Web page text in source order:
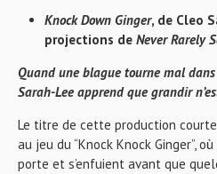
Knock Down Ginger, de Cleo
projections de Never Rarely
Quand une blague tourne mal
Sarah-Lee apprend que grandir
Le titre de cette production
au jeu du “Knock Knock Ginger”,
porte et s’enfuient avant que